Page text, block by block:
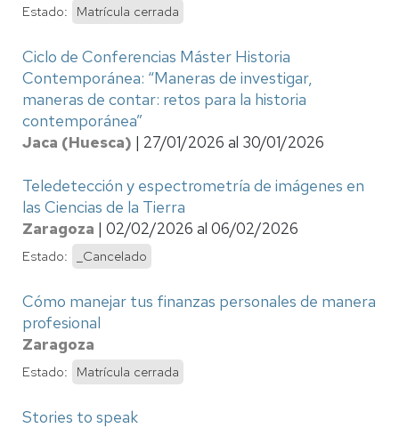
Estado: Matrícula cerrada
Ciclo de Conferencias Máster Historia
Contemporánea: “Maneras de investigar,
maneras de contar: retos para la historia
contemporánea”
Jaca (Huesca) | 27/01/2026 al 30/01/2026
Teledetección y espectrometría de imágenes en
las Ciencias de la Tierra
Zaragoza | 02/02/2026 al 06/02/2026
Estado: _Cancelado
Cómo manejar tus finanzas personales de manera
profesional
Zaragoza
Estado: Matrícula cerrada
Stories to speak